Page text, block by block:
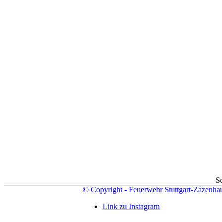
© Copyright - Feuerwehr Stuttgart-
Link zu Instagram